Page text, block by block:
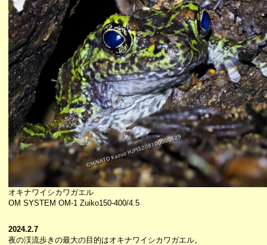
オキナワイシカワガエル
OM SYSTEM OM-1 Zuiko150-400/4.5
2024.2.7
夜の渓流歩きの最大の目的はオキナワイシカワガエル。